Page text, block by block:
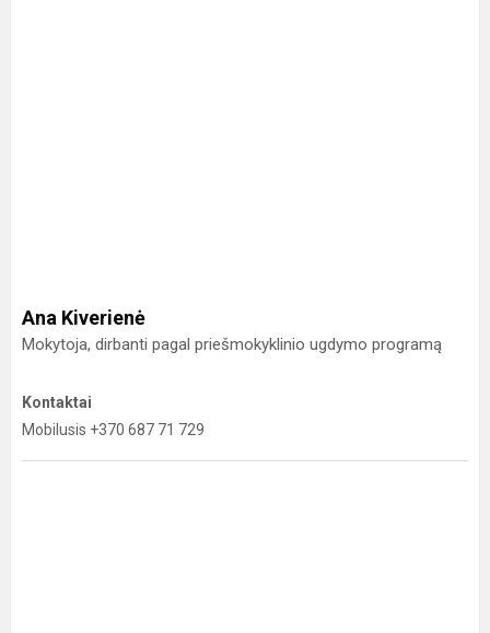
Ana Kiverienė
Mokytoja, dirbanti pagal priešmokyklinio ugdymo programą
Kontaktai
Mobilusis +370 687 71 729